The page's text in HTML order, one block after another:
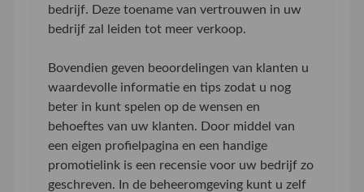
bedrijf. Deze toename van vertrouwen in uw
bedrijf zal leiden tot meer verkoop.
Bovendien geven beoordelingen van klanten u
waardevolle informatie en tips zodat u nog
beter in kunt spelen op de wensen en
behoeftes van uw klanten. Door middel van
een eigen profielpagina en een handige
promotielink is een recensie voor uw bedrijf zo
geschreven. In de beheeromgeving kunt u zelf